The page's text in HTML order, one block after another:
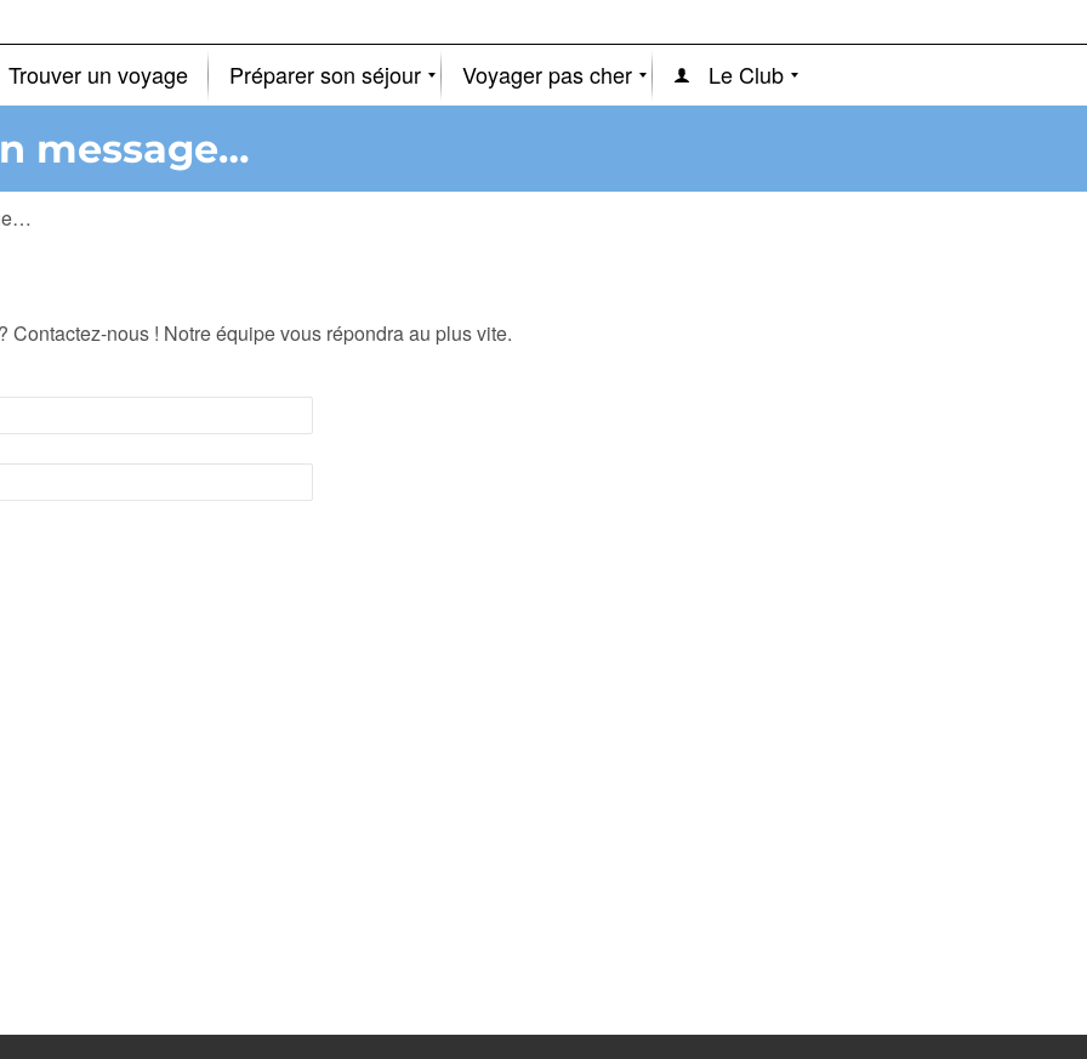
Trouver un voyage Préparer son séjour Voyager pas cher Le Club
message…
Contactez-nous ! Notre équipe vous répondra au plus vite.